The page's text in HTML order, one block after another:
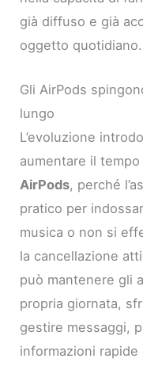
già diffuso e già
oggetto quotidiano.
Gli AirPods
lungo
L’evoluzione
aumentare il
AirPods, perché
pratico per
musica o non si
la cancellazione
può mantenere gli
propria giornata,
gestire messaggi,
informazioni